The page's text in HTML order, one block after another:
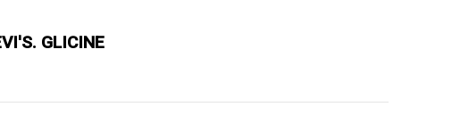
GLICINE